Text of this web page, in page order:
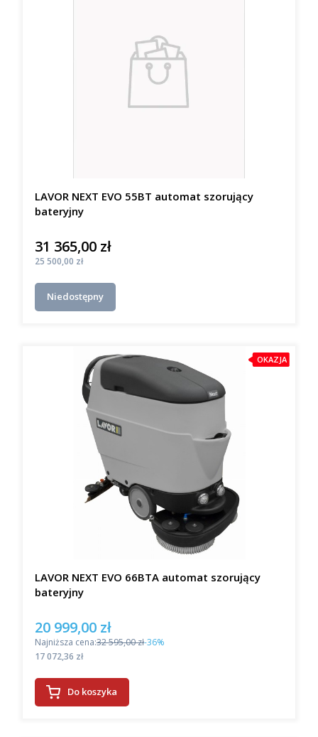
LAVOR NEXT EVO 55BT automat szorujący
bateryjny
Cena
31 365,00 zł
Cena
25 500,00 zł
Niedostępny
OKAZJA
LAVOR NEXT EVO 66BTA automat szorujący
bateryjny
Cena promocyjna
20 999,00 zł
Najniższa cena:32 595,00 zł-36%
Cena
17 072,36 zł
Do koszyka